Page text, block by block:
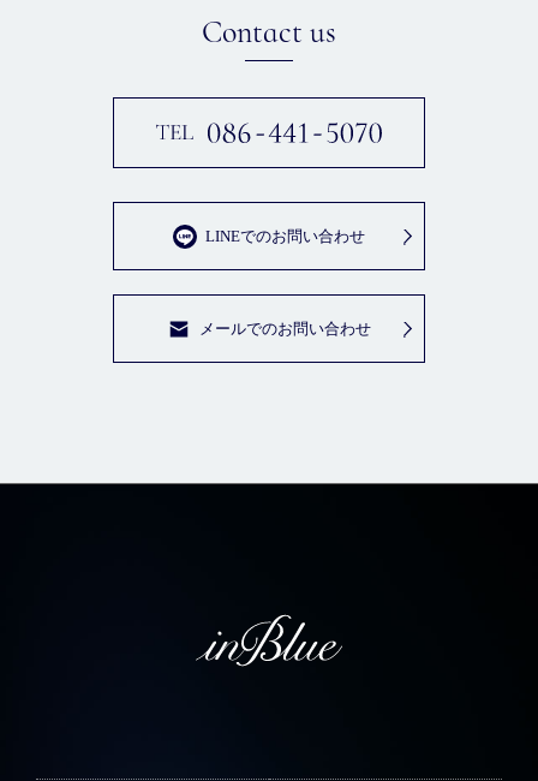
Contact us
LINEでのお問い合わせ
メールでのお問い合わせ